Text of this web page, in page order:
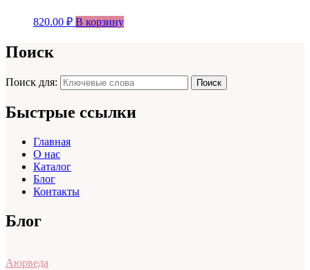
820.00 ₽ В корзину
Поиск
Поиск для: Поиск
Быстрые ссылки
Главная
О нас
Каталог
Блог
Контакты
Блог
Аюрведа